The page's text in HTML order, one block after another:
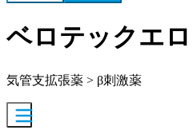
ベロテックエ
気管支拡張薬 > β刺激薬